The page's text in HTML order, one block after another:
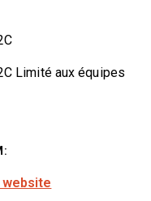
Limité aux équipes